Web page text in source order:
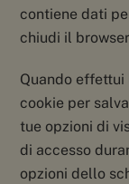
contiene dati
chiudi il
Quando effettui
cookie per
tue opzioni di
di accesso
opzioni dello